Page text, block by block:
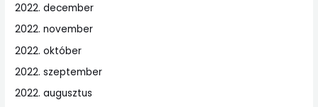
2022. december
2022. november
2022. október
2022. szeptember
2022. augusztus